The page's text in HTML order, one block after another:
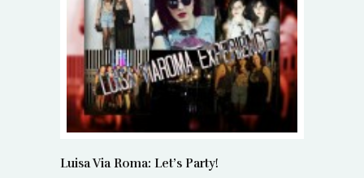
Luisa Via Roma: Let’s Party!